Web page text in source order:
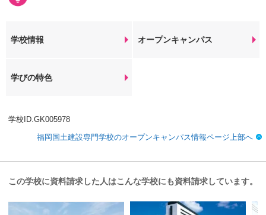
学校情報 オープンキャンパス
学びの特色
学校ID.GK005978
福岡国土建設専門学校のオープンキャンパス情報ページ上部へ
この学校に資料請求した人はこんな学校にも資料請求しています。